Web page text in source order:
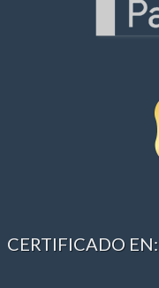
CERTIFICADO EN: